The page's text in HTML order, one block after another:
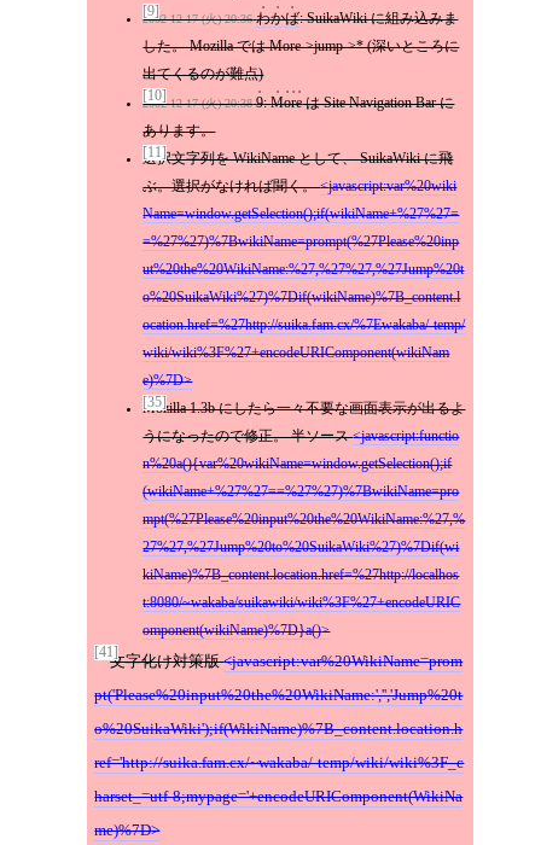
[9]
2002-12-17 (火) 20:36 わかば: SuikaWiki に組み込みま
した。 Mozilla では More->jump->* (深いところに
出てくるのが難点)
[10]
2002-12-17 (火) 20:38 9:Moreは Site Navigation Bar に
あります。
[11]
選択文字列を WikiName として、 SuikaWiki に飛
ぶ。選択がなければ聞く。 javascript:var%20wiki
Name=window.getSelection();if(wikiName+%27%27=
=%27%27)%7BwikiName=prompt(%27Please%20inp
ut%20the%20WikiName:%27,%27%27,%27Jump%20t
o%20SuikaWiki%27)%7Dif(wikiName)%7B_content.l
ocation.href=%27http://suika.fam.cx/%7Ewakaba/-temp/
wiki/wiki%3F%27+encodeURIComponent(wikiNam
e)%7D
[35]
Mozilla 1.3b にしたら一々不要な画面表示が出るよ
うになったので修正。 半ソース javascript:functio
n%20a(){var%20wikiName=window.getSelection();if
(wikiName+%27%27==%27%27)%7BwikiName=pro
mpt(%27Please%20input%20the%20WikiName:%27,%
27%27,%27Jump%20to%20SuikaWiki%27)%7Dif(wi
kiName)%7B_content.location.href=%27http://localhos
t:8080/~wakaba/suikawiki/wiki%3F%27+encodeURIC
omponent(wikiName)%7D}a()
[41]
文字化け対策版 javascript:var%20WikiName=prom
pt('Please%20input%20the%20WikiName:','','Jump%20t
o%20SuikaWiki');if(WikiName)%7B_content.location.h
ref='http://suika.fam.cx/~wakaba/-temp/wiki/wiki%3F_c
harset_=utf-8;mypage='+encodeURIComponent(WikiNa
me)%7D